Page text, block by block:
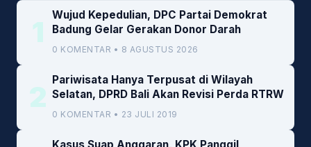
1
Wujud Kepedulian, DPC Partai Demokrat
Badung Gelar Gerakan Donor Darah
0 KOMENTAR • 8 AGUSTUS 2026
2
Pariwisata Hanya Terpusat di Wilayah
Selatan, DPRD Bali Akan Revisi Perda RTRW
0 KOMENTAR • 23 JULI 2019
Kasus Suap Anggaran, KPK Panggil